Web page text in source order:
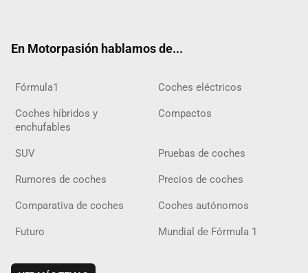
En Motorpasión hablamos de...
Fórmula1 Coches eléctricos
Coches híbridos y
enchufables
Compactos
SUV Pruebas de coches
Rumores de coches Precios de coches
Comparativa de coches Coches autónomos
Futuro Mundial de Fórmula 1